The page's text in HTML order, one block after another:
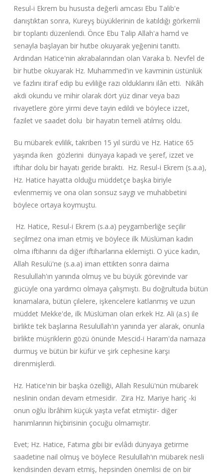
Resul-i Ekrem bu hususta değerli amcası Ebu Talib'e
danıştıktan sonra, Kureyş büyüklerinin de katıldığı görkemli
bir toplantı düzenlendi. Önce Ebu Talip Allah'a hamd ve
senayla başlayan bir hutbe okuyarak yeğenini tanıttı.
Ardından Hatice'nin akrabalarından olan Varaka b. Nevfel de
bir hutbe okuyarak Hz. Muhammed'in ve kavminin üstünlük
ve fazlını itiraf edip bu evliliğe razı olduklarını ilân etti. Nikâh
akdi okundu ve mihir olarak dört yüz dinar veya bazı
rivayetlere göre yirmi deve tayin edildi ve böylece izzet,
fazilet ve saadet dolu bir hayatın temeli atılmış oldu.
Bu mübarek evlilik, takriben 15 yıl sürdü ve Hz. Hatice 65
yaşında iken gözlerini dünyaya kapadı ve şeref, izzet ve
iftihar dolu bir hayatı geride bıraktı. Hz. Resul-i Ekrem (s.a.a),
Hz. Hatice hayatta olduğu müddetçe başka biriyle
evlenmemiş ve ona olan sonsuz saygı ve muhabbetini
böylece ortaya koymuştu.
Hz. Hatice, Resul-i Ekrem (s.a.a) peygamberliğe seçilir
seçilmez ona iman etmiş ve böylece ilk Müslüman kadın
olma iftiharını da diğer iftiharlarına eklemişti. O yüce kadın,
Allah Resulü'ne (s.a.a) iman ettikten sonra daima
Resulullah'ın yanında olmuş ve bu büyük görevinde var
gücüyle ona yardımcı olmaya çalışmıştı. Bu doğrultuda bütün
kınamalara, bütün çilelere, işkencelere katlanmış ve uzun
müddet Mekke'de, ilk Müslüman olan erkek Hz. Ali (a.s) ile
birlikte tek başlarına Resulullah'ın yanında yer alarak, onunla
birlikte müşriklerin gözü önünde Mescid-i Haram'da namaza
durmuş ve bütün bir küfür ve şirk cephesine karşı
direnmişlerdi.
Hz. Hatice'nin bir başka özelliği, Allah Resulü'nün mübarek
neslinin ondan devam etmesidir. Zira Hz. Mariye hariç -ki
onun oğlu İbrâhim küçük yaşta vefat etmiştir- diğer
hanımlarının hiçbirisinin çocuğu olmamıştır.
Evet; Hz. Hatice, Fatıma gibi bir evlâdı dünyaya getirme
saadetine nail olmuş ve böylece Resulullah'ın mübarek nesli
kendisinden devam etmiş, hepsinden önemlisi de on bir